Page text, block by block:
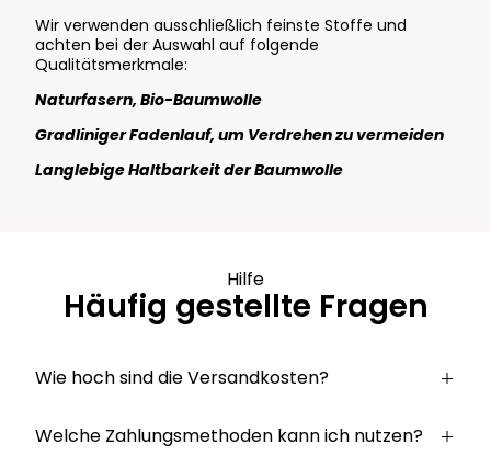
Wir verwenden ausschließlich feinste Stoffe und
achten bei der Auswahl auf folgende
Qualitätsmerkmale:
Naturfasern, Bio-Baumwolle
Gradliniger Fadenlauf, um Verdrehen zu vermeiden
Langlebige Haltbarkeit der Baumwolle
Hilfe
Häufig gestellte Fragen
Wie hoch sind die Versandkosten?
Welche Zahlungsmethoden kann ich nutzen?